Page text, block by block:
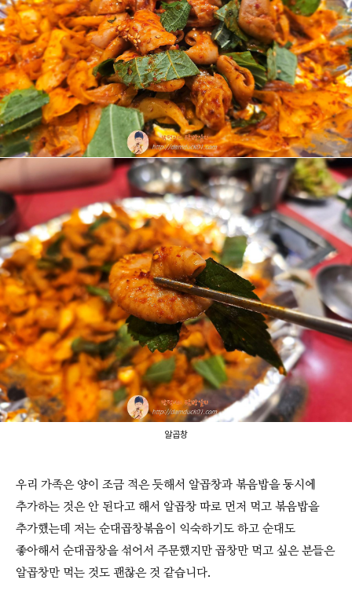
알곱창
우리 가족은 양이 조금 적은 듯해서 알곱창과 볶음밥을 동시에
추가하는 것은 안 된다고 해서 알곱창 따로 먼저 먹고 볶음밥을
추가했는데 저는 순대곱창볶음이 익숙하기도 하고 순대도
좋아해서 순대곱창을 섞어서 주문했지만 곱창만 먹고 싶은 분들은
알곱창만 먹는 것도 괜찮은 것 같습니다.